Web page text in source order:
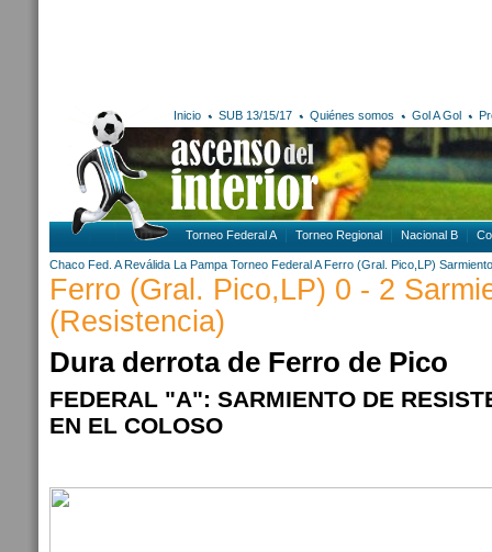
Inicio SUB 13/15/17 Quiénes somos Gol A Gol
Torneo Federal A Torneo Regional Nacional B
Chaco Fed. A Reválida La Pampa Torneo Federal A Ferro (Gral. Pico,LP)
Ferro (Gral. Pico,LP) 0 - 2
(Resistencia)
Dura derrota de Ferro de Pico
FEDERAL "A": SARMIENTO DE
EN EL COLOSO